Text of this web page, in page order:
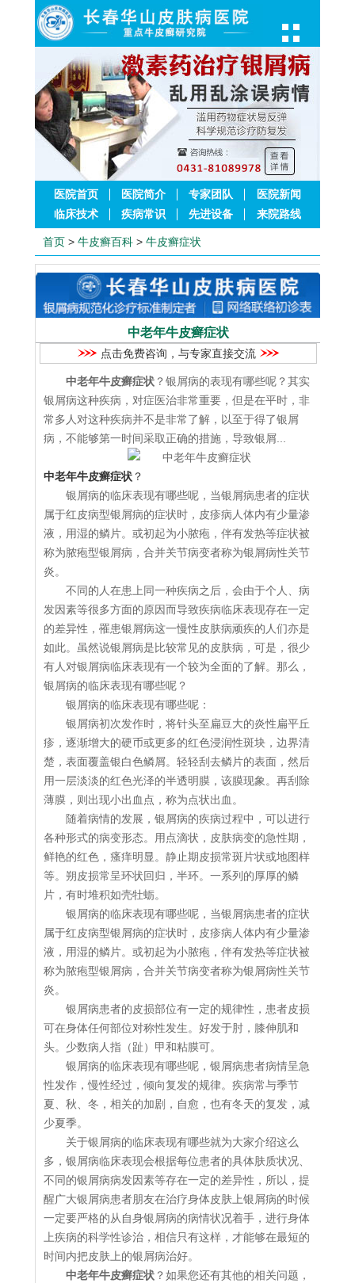
医院首页 医院简介 专家团队
医院新闻
临床技术
疾病常识 先进设备 来院路线
首页 > 牛皮癣百科 > 牛皮癣症状
中老年牛皮癣症状
点击免费咨询，与专家直接交流
中老年牛皮癣症状 ？银屑病的表现有哪些呢？其实
银屑病这种疾病，对症医治非常重要，但是在平时，非
常多人对这种疾病并不是非常了解，以至于得了银屑
病，不能够第一时间采取正确的措施，导致银屑...
中老年牛皮癣症状 ？
银屑病的临床表现有哪些呢，当银屑病患者的症状
属于红皮病型银屑病的症状时，皮疹病人体内有少量渗
液，用湿的鳞片。或初起为小脓疱，伴有发热等症状被
称为脓疱型银屑病，合并关节病变者称为银屑病性关节
炎。
不同的人在患上同一种疾病之后，会由于个人、病
发因素等很多方面的原因而导致疾病临床表现存在一定
的差异性，罹患银屑病这一慢性皮肤病顽疾的人们亦是
如此。虽然说银屑病是比较常见的皮肤病，可是，很少
有人对银屑病临床表现有一个较为全面的了解。那么，
银屑病的临床表现有哪些呢？
银屑病的临床表现有哪些呢：
银屑病初次发作时，将针头至扁豆大的炎性扁平丘
疹，逐渐增大的硬币或更多的红色浸润性斑块，边界清
楚，表面覆盖银白色鳞屑。轻轻刮去鳞片的表面，然后
用一层淡淡的红色光泽的半透明膜，该膜现象。再刮除
薄膜，则出现小出血点，称为点状出血。
随着病情的发展，银屑病的疾病过程中，可以进行
各种形式的病变形态。用点滴状，皮肤病变的急性期，
鲜艳的红色，瘙痒明显。静止期皮损常斑片状或地图样
等。朔皮损常呈环状回归，半环。一系列的厚厚的鳞
片，有时堆积如壳牡蛎。
银屑病的临床表现有哪些呢，当银屑病患者的症状
属于红皮病型银屑病的症状时，皮疹病人体内有少量渗
液，用湿的鳞片。或初起为小脓疱，伴有发热等症状被
称为脓疱型银屑病，合并关节病变者称为银屑病性关节
炎。
银屑病患者的皮损部位有一定的规律性，患者皮损
可在身体任何部位对称性发生。好发于肘，膝伸肌和
头。少数病人指（趾）甲和粘膜可。
银屑病的临床表现有哪些呢，银屑病患者病情呈急
性发作，慢性经过，倾向复发的规律。疾病常与季节
夏、秋、冬，相关的加剧，自愈，也有冬天的复发，减
少夏季。
关于银屑病的临床表现有哪些就为大家介绍这么
多，银屑病临床表现会根据每位患者的具体肤质状况、
不同的银屑病病发因素等存在一定的差异性，所以，提
醒广大银屑病患者朋友在治疗身体皮肤上银屑病的时候
一定要严格的从自身银屑病的病情状况着手，进行身体
上疾病的科学性诊治，相信只有这样，才能够在最短的
时间内把皮肤上的银屑病治好。
中老年牛皮癣症状 ？如果您还有其他的相关问题，